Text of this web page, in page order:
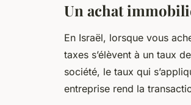
Un achat
En Israël, lorsque vous
taxes s’élèvent à un taux
société, le taux qui
entreprise rend la